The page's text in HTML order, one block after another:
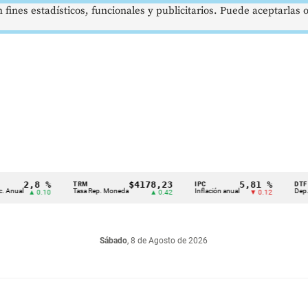
2,8 %
▲ 0.10 Tasa Rep. Moneda
$4178,23
▲ 0.42 Inflación anual
5,81 %
▼ 0.12 Dep.
Sábado, 8 de Agosto de 2026
estadísticos, funcionales y publicitarios. Puede aceptarlas